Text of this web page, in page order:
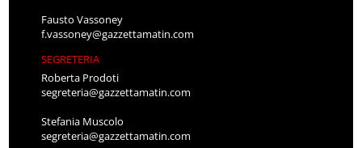
Fausto Vassoney
f.vassoney@gazzettamatin.com
SEGRETERIA
Roberta Prodoti
segreteria@gazzettamatin.com
Stefania Muscolo
segreteria@gazzettamatin.com